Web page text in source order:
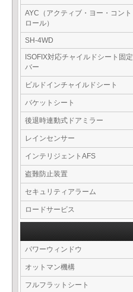
AYC（アクティブ・ヨー・コント
ロール）
SH-4WD
ISOFIX対応チャイルドシート固定
バー
ビルドインチャイルドシート
バケットシート
後退時連動式ドアミラー
レインセンサー
インテリジェントAFS
盗難防止装置
セキュリティアラーム
ロードサービス
パワーウィンドウ
オットマン機構
フルフラットシート